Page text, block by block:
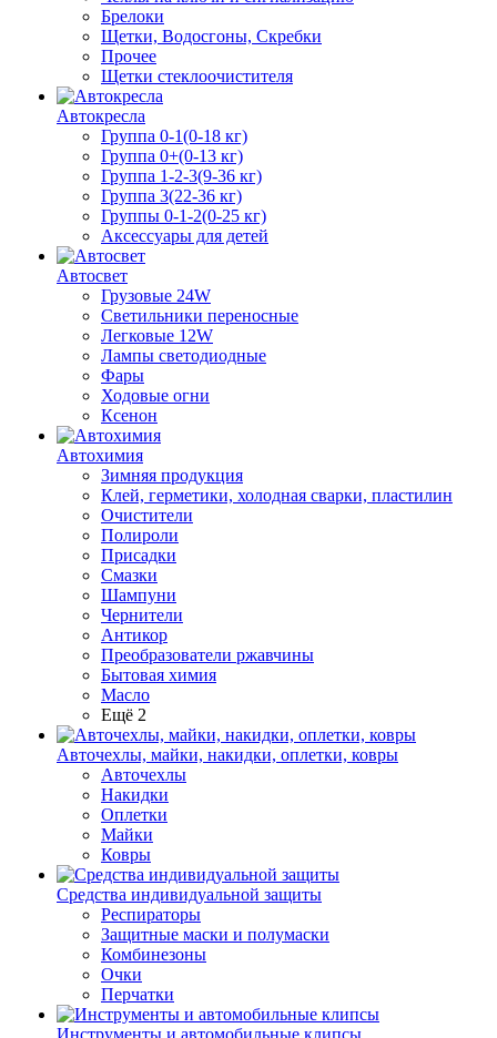
Брелоки
Щетки, Водосгоны, Скребки
Прочее
Щетки стеклоочистителя
Автокресла
Группа 0-1(0-18 кг)
Группа 0+(0-13 кг)
Группа 1-2-3(9-36 кг)
Группа 3(22-36 кг)
Группы 0-1-2(0-25 кг)
Аксессуары для детей
Автосвет
Грузовые 24W
Светильники переносные
Легковые 12W
Лампы светодиодные
Фары
Ходовые огни
Ксенон
Автохимия
Зимняя продукция
Клей, герметики, холодная сварки, пластилин
Очистители
Полироли
Присадки
Смазки
Шампуни
Чернители
Антикор
Преобразователи ржавчины
Бытовая химия
Масло
Ещё 2
Авточехлы, майки, накидки, оплетки, ковры
Авточехлы
Накидки
Оплетки
Майки
Ковры
Средства индивидуальной защиты
Респираторы
Защитные маски и полумаски
Комбинезоны
Очки
Перчатки
Инструменты и автомобильные клипсы